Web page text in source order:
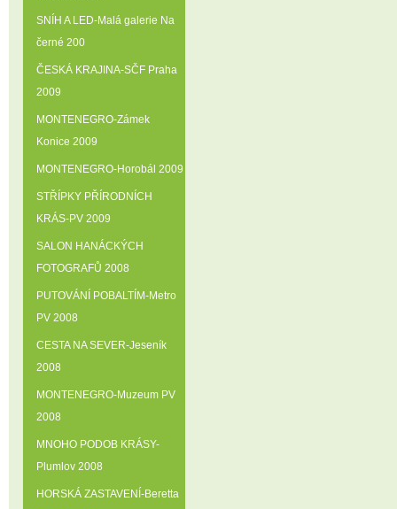
SNÍH A LED-Malá galerie Na
černé 200
ČESKÁ KRAJINA-SČF Praha
2009
MONTENEGRO-Zámek
Konice 2009
MONTENEGRO-Horobál 2009
STŘÍPKY PŘÍRODNÍCH
KRÁS-PV 2009
SALON HANÁCKÝCH
FOTOGRAFŮ 2008
PUTOVÁNÍ POBALTÍM-Metro
PV 2008
CESTA NA SEVER-Jeseník
2008
MONTENEGRO-Muzeum PV
2008
MNOHO PODOB KRÁSY-
Plumlov 2008
HORSKÁ ZASTAVENÍ-Beretta